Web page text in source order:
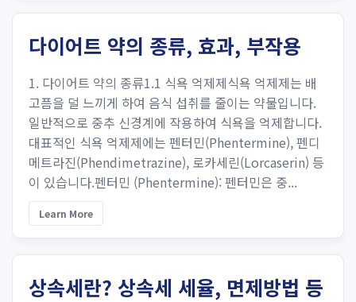
다이어트 약의 종류, 효과, 부작용
1. 다이어트 약의 종류1.1 식욕 억제제식욕 억제제는 배
고픔을 덜 느끼게 하여 음식 섭취를 줄이는 약물입니다.
일반적으로 중추 신경계에 작용하여 식욕을 억제합니다.
대표적인 식욕 억제제에는 펜터민(Phentermine), 펜디
메트라진(Phendimetrazine), 로카세린(Lorcaserin) 등
이 있습니다.펜터민 (Phentermine): 펜터민은 중...
Learn More
상속세란? 상속세 세율, 면제방법 등